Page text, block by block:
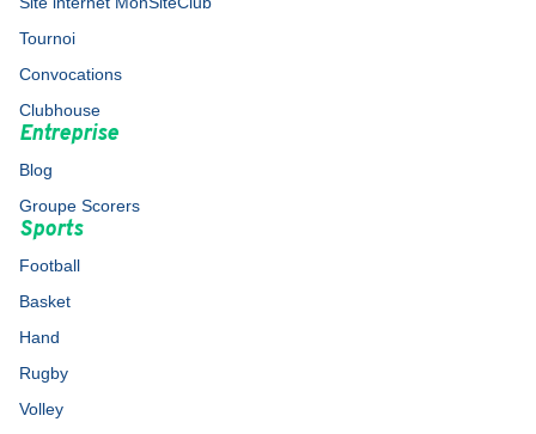
Tournoi
Convocations
Clubhouse
Entreprise
Blog
Groupe Scorers
Sports
Football
Basket
Hand
Rugby
Volley